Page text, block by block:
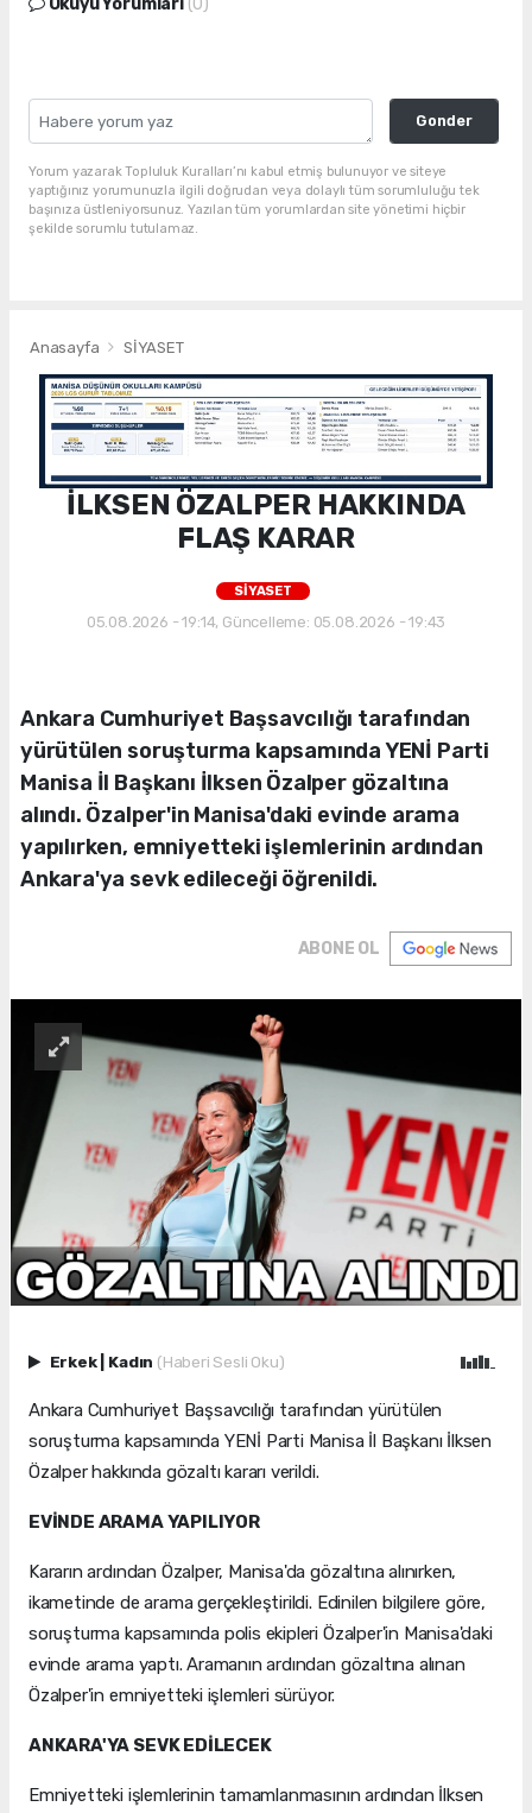
Gonder
Yorum yazarak Topluluk Kuralları’nı kabul etmiş bulunuyor ve siteye
yaptığınız yorumunuzla ilgili doğrudan veya dolaylı tüm sorumluluğu tek
başınıza üstleniyorsunuz. Yazılan tüm yorumlardan site yönetimi hiçbir
şekilde sorumlu tutulamaz.
Anasayfa SİYASET
İLKSEN ÖZALPER HAKKINDA
FLAŞ KARAR
SİYASET
05.08.2026 - 19:14, Güncelleme: 05.08.2026 - 19:43
Ankara Cumhuriyet Başsavcılığı tarafından
yürütülen soruşturma kapsamında YENİ Parti
Manisa İl Başkanı İlksen Özalper gözaltına
alındı. Özalper'in Manisa'daki evinde arama
yapılırken, emniyetteki işlemlerinin ardından
Ankara'ya sevk edileceği öğrenildi.
ABONE OL
Erkek Kadın (Haberi Sesli Oku)
Ankara Cumhuriyet Başsavcılığı tarafından yürütülen
soruşturma kapsamında YENİ Parti Manisa İl Başkanı İlksen
Özalper hakkında gözaltı kararı verildi.
EVİNDE ARAMA YAPILIYOR
Kararın ardından Özalper, Manisa'da gözaltına alınırken,
ikametinde de arama gerçekleştirildi. Edinilen bilgilere göre,
soruşturma kapsamında polis ekipleri Özalper'in Manisa'daki
evinde arama yaptı. Aramanın ardından gözaltına alınan
Özalper'in emniyetteki işlemleri sürüyor.
ANKARA'YA SEVK EDİLECEK
Emniyetteki işlemlerinin tamamlanmasının ardından İlksen